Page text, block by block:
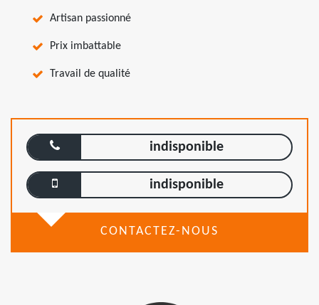
Artisan passionné
Prix imbattable
Travail de qualité
indisponible
indisponible
CONTACTEZ-NOUS